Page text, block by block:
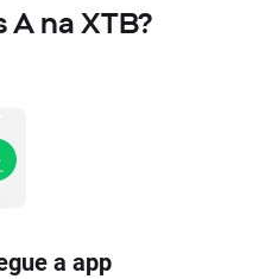
A na XTB?
a app